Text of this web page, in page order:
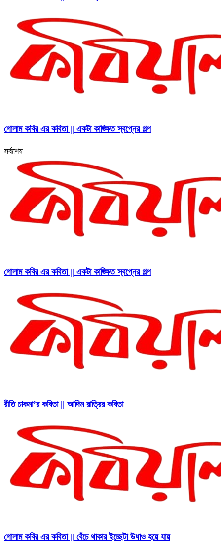
গোলাম কবির এর কবিতা || একটা কাঙ্ক্ষিত স্বপ্নের গল্প
সর্বশেষ
গোলাম কবির এর কবিতা || একটা কাঙ্ক্ষিত স্বপ্নের গল্প
রীতি চাকমা’র কবিতা || আদিম রাত্রির কবিতা
গোলাম কবির এর কবিতা || বেঁচে থাকার ইচ্ছেটা উধাও হয়ে যায়